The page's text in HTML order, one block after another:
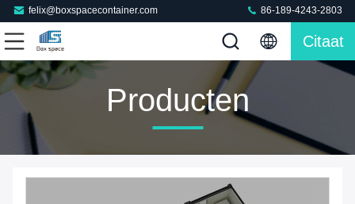
felix@boxspacecontainer.com 86-189-4243-2803
Citaat
Producten